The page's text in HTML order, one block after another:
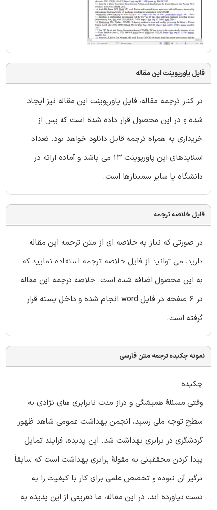
فایل پاورپوینت این مقاله
در کنار ترجمه مقاله، فایل پاورپوینت این مقاله نیز ایجاد
شده و در این محصول قرار داده شده است که پس از
خریداری به همراه ترجمه قابل دانلود خواهد بود. تعداد
اسلایدهای این پاورپوینت 13 می باشد و آماده ارائه در
دانشگاه یا سایر سمینارها است.
فایل خلاصه ترجمه
در صورتی که نیاز به خلاصه ای از متن ترجمه این مقاله
دارید، می توانید از فایل خلاصه ترجمه استفاده نمایید که
به این محصول اضافه شده است. خلاصه ترجمه این مقاله
در 6 صفحه در فایل word انجام شده و داخل بسته قرار
گرفته است.
نمونه چکیده ترجمه متن فارسی
چکیده
وقتی مسئلۀ همیشگی و دراز مدت نابرابری های نژادی به
سطح توجه ملی رسید، انجمن بهداشت عمومی شاهد ظهور
گردشگری در برابری بهداشت شد. این پدیده، فرایند تمایل
پیدا کردن محققینی به مقولۀ برابری بهداشت است که سابقاً
درگیر آن نبوده و تخصص علمی برای کار با کیفیت را به
دست نیاورده اند. در این مقاله، ما تعریفی از این پدیده به